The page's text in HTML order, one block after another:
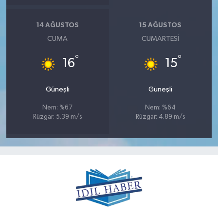
14 AĞUSTOS
CUMA
16°
Güneşli
Nem: %67
Rüzgar: 5.39 m/s
15 AĞUSTOS
CUMARTESI
15°
Güneşli
Nem: %64
Rüzgar: 4.89 m/s